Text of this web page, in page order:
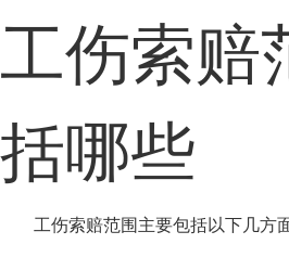
工伤索赔
括哪些
工伤索赔范围主要包括以下几方